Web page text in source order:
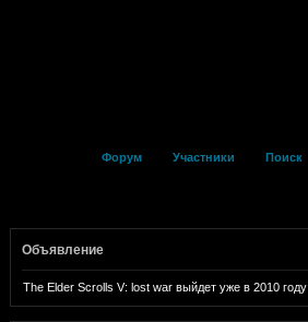
Форум Участники Поиск
Объявление
The Elder Scrolls V: lost war выйдет уже в 2010 году